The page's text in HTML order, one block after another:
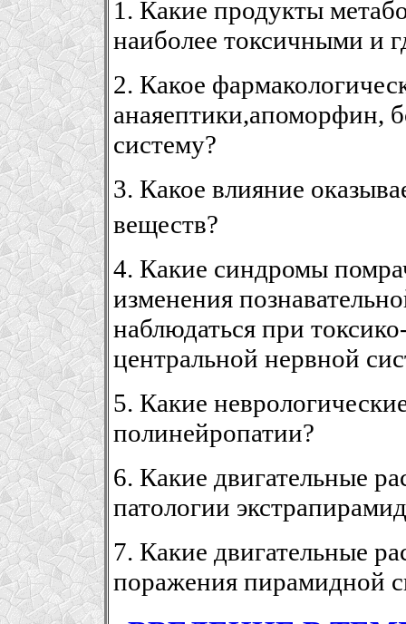
1. Какие продукты
наиболее токсичными и
2. Какое
анаяептики,апоморфин,
систему?
3. Какое влияние
веществ?
4. Какие синдромы
изменения
наблюдаться при
центральной нервной
5. Какие
полинейропатии?
6. Какие двигательные
патологии
7. Какие двигательные
поражения пирамидной